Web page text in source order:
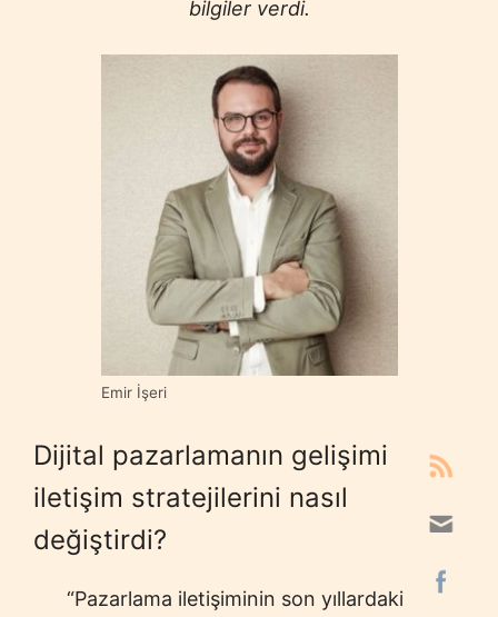
bilgiler verdi.
Emir İşeri
Dijital pazarlamanın gelişimi
iletişim stratejilerini nasıl
değiştirdi?
“Pazarlama iletişiminin son yıllardaki